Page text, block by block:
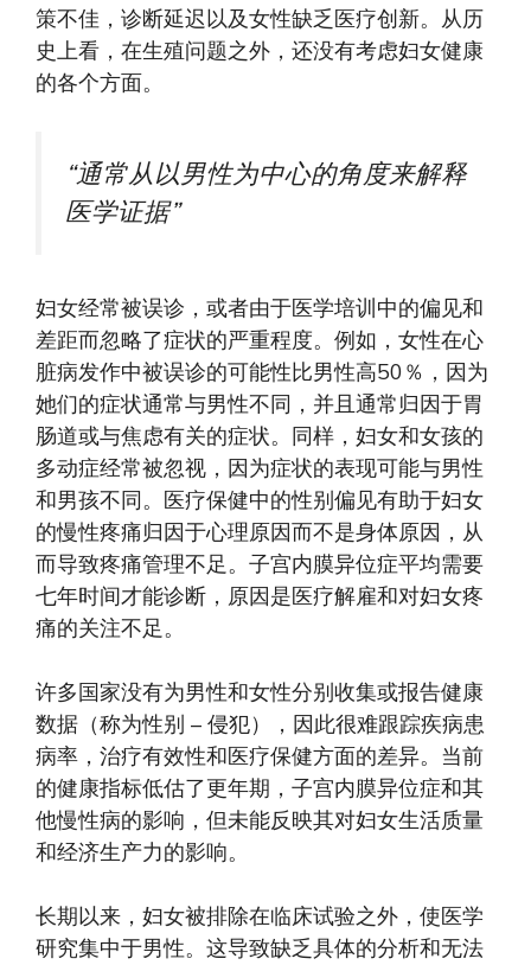
策不佳，诊断延迟以及女性缺乏医疗创新。从历
史上看，在生殖问题之外，还没有考虑妇女健康
的各个方面。
“通常从以男性为中心的角度来解释
医学证据”
妇女经常被误诊，或者由于医学培训中的偏见和
差距而忽略了症状的严重程度。例如，女性在心
脏病发作中被误诊的可能性比男性高50％，因为
她们的症状通常与男性不同，并且通常归因于胃
肠道或与焦虑有关的症状。同样，妇女和女孩的
多动症经常被忽视，因为症状的表现可能与男性
和男孩不同。医疗保健中的性别偏见有助于妇女
的慢性疼痛归因于心理原因而不是身体原因，从
而导致疼痛管理不足。子宫内膜异位症平均需要
七年时间才能诊断，原因是医疗解雇和对妇女疼
痛的关注不足。
许多国家没有为男性和女性分别收集或报告健康
数据（称为性别 – 侵犯），因此很难跟踪疾病患
病率，治疗有效性和医疗保健方面的差异。当前
的健康指标低估了更年期，子宫内膜异位症和其
他慢性病的影响，但未能反映其对妇女生活质量
和经济生产力的影响。
长期以来，妇女被排除在临床试验之外，使医学
研究集中于男性。这导致缺乏具体的分析和无法